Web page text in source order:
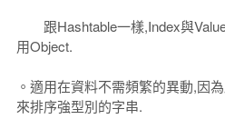
跟Hashtable一樣,Index與
用Object.
。適用在資料不需頻繁的異動,因
來排序強型別的字串.